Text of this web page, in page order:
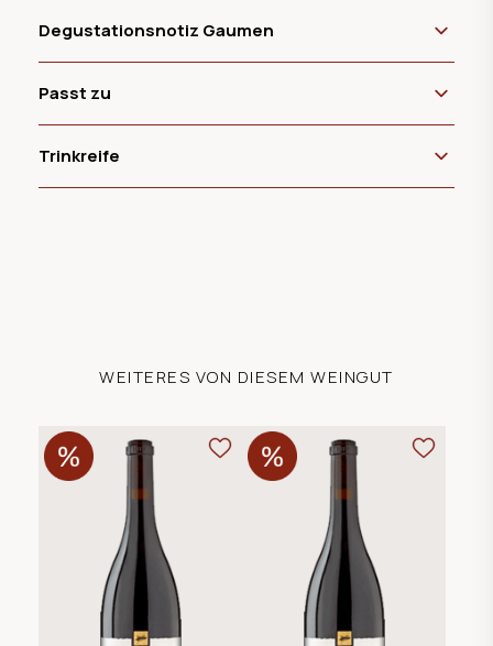
Degustationsnotiz Gaumen
Passt zu
Trinkreife
WEITERES VON DIESEM WEINGUT